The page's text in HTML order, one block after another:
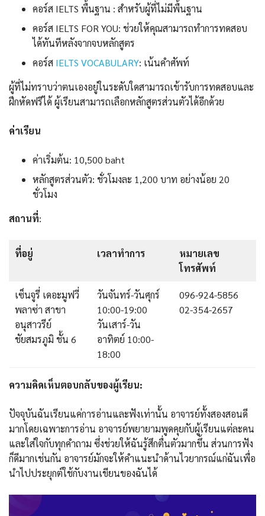
คอร์ส IELTS พื้นฐาน : สำหรับผู้ที่ไม่มีพื้นฐาน
คอร์ส IELTS FOR YOU: ช่วยให้คุณสามารถทำการทดสอบ
ได้ทันทีหลังจากจบหลักสูตร
คอร์ส IELTS VOCABULARY: เน้นคำศัพท์
ผู้ที่ไม่ทราบว่าตนเองอยู่ในระดับใดสามารถเข้ารับการทดสอบและ
ฝึกหัดฟรีได้ ผู้เรียนสามารถเลือกหลักสูตรส่วนตัวได้อีกด้วย
ค่าเรียน
ค่าเริ่มต้น: 10,500 baht
หลักสูตรส่วนตัว: ชั่วโมงละ 1,200 บาท อย่างน้อย 20
ชั่วโมง
สถานที่:
ที่อยู่ เวลาทำการ
หมายเลข
โทรศัพท์
เซ็นจูรี่ เดอะมูฟวี่
พลาซ่า สาขา
อนุสาวรีย์
ชัยสมรภูมิ ชั้น 6
วันจันทร์-วันศุกร์
10:00-19:00
วันเสาร์-วัน
อาทิตย์ 10:00-
18:00
096-924-5856
02-354-2657
ความคิดเห็นตอบกลับของผู้เรียน:
ปัจจุบันฉันเรียนแค่การอ่านและฟังเท่านั้น อาจารย์ทั้งสองสอนดี
มากโดยเฉพาะการอ่าน อาจารย์พยายามพูดคุยกับผู้เรียนแต่ละคน
และใส่ใจกับทุกคำถาม ซึ่งช่วยให้ฉันรู้สึกตื่นตัวมากขึ้น ส่วนการฟัง
ก็ดีมากเช่นกัน อาจารย์มักจะให้คำแนะนำด้านไวยากรณ์แก่ฉันเพื่อ
นำไปประยุกต์ใช้กับงานเขียนของฉันได้